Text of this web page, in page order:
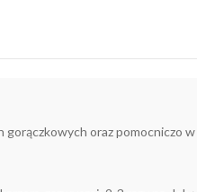
oraz pomocniczo w